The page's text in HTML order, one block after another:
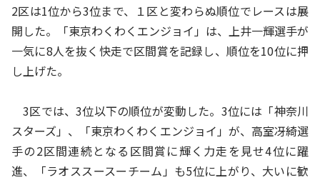
2区は1位から3位まで、１区と変わらぬ順位でレースは展
開した。「東京わくわくエンジョイ」は、上井一輝選手が
一気に8人を抜く快走で区間賞を記録し、順位を10位に押
し上げた。
3区では、3位以下の順位が変動した。3位には「神奈川
スターズ」、「東京わくわくエンジョイ」が、高室冴綺選
手の2区間連続となる区間賞に輝く力走を見せ4位に躍
進、「ラオススースーチーム」も5位に上がり、大いに歓